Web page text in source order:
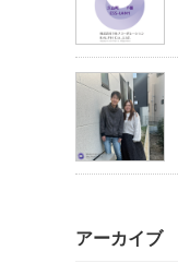
アーカイブ